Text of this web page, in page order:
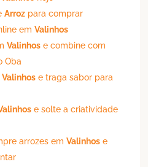
Arroz para comprar
emValinhos
Valinhos e combine com
Oba
Valinhos e traga sabor para
e solte a criatividade
arrozes emValinhos e